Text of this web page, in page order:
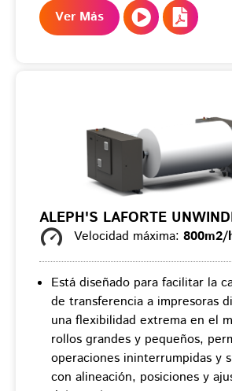
Ver Más
ALEPH'S LAFORTE
Velocidad máxima: 800m2/
Está diseñado para facilitar la
de transferencia a impresoras
una flexibilidad extrema en el
rollos grandes y pequeños,
operaciones ininterrumpidas y
con alineación, posiciones y